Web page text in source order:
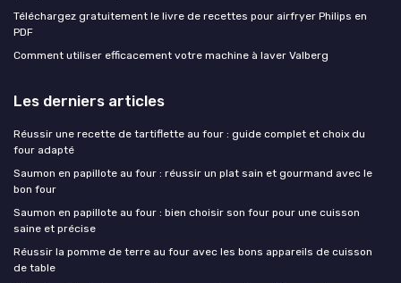
Téléchargez gratuitement le livre de recettes pour airfryer Philips en
PDF
Comment utiliser efficacement votre machine à laver Valberg
Les derniers articles
Réussir une recette de tartiflette au four : guide complet et choix du
four adapté
Saumon en papillote au four : réussir un plat sain et gourmand avec le
bon four
Saumon en papillote au four : bien choisir son four pour une cuisson
saine et précise
Réussir la pomme de terre au four avec les bons appareils de cuisson
de table